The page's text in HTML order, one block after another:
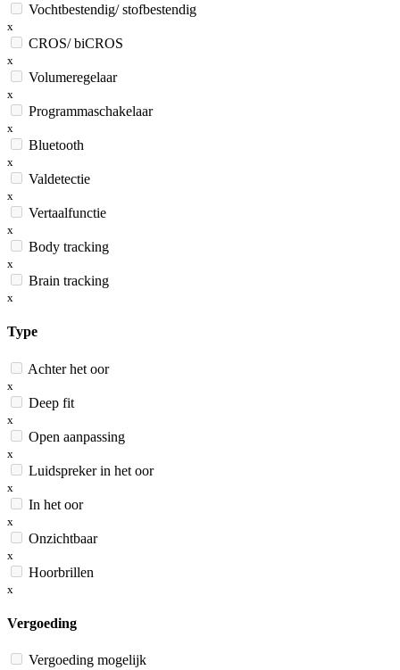
Vochtbestendig/ stofbestendig
x
CROS/ biCROS
x
Volumeregelaar
x
Programmaschakelaar
x
Bluetooth
x
Valdetectie
x
Vertaalfunctie
x
Body tracking
x
Brain tracking
x
Type
Achter het oor
x
Deep fit
x
Open aanpassing
x
Luidspreker in het oor
x
In het oor
x
Onzichtbaar
x
Hoorbrillen
x
Vergoeding
Vergoeding mogelijk